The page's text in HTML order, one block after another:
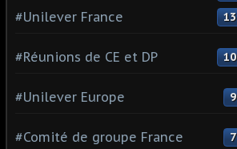
#Unilever France 13
#Réunions de CE et DP 10
#Unilever Europe 9
#Comité de groupe France 7